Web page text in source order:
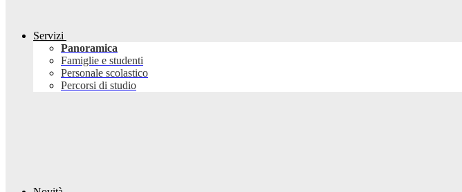
Servizi
Panoramica
Famiglie e studenti
Personale scolastico
Percorsi di studio